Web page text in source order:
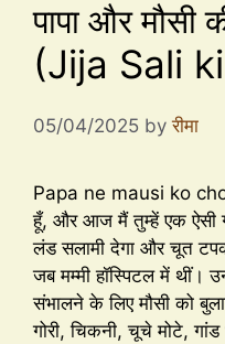
पापा और मौसी
(Jija Sali
05/04/2025 byरीमा
Papa ne mausi ko
हूँ, और आज मैं तुम्हें एक ऐसी
लंड सलामी देगा और चूत
जब मम्मी हॉस्पिटल में थीं।
संभालने के लिए मौसी को
गोरी, चिकनी, चूचे मोटे,